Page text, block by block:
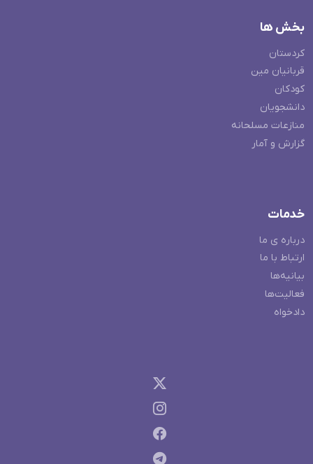
بخش ها
کردستان
قربانیان مین
کودکان
دانشجویان
منازعات مسلحانه
گزارش و آمار
خدمات
درباره ی ما
ارتباط با ما
بیانیه‌ها
فعالیت‌ها
دادخواه